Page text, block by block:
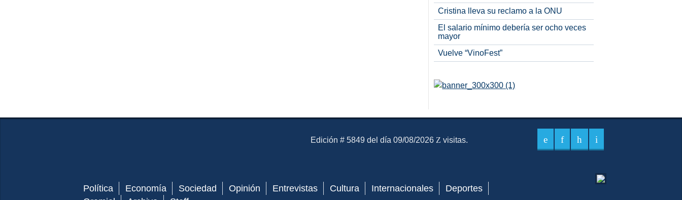
Cristina lleva su reclamo a la ONU
El salario mínimo debería ser ocho veces
mayor
Vuelve “VinoFest”
El Mensajero Diario
Edición # 5849 del día 09/08/2026 visitas.
Política Economía Sociedad Opinión Entrevistas Cultura Internacionales
Deportes